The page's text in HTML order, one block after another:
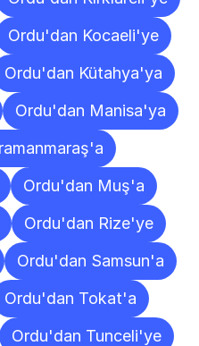
Ordu'dan Kocaeli'ye
Ordu'dan Kütahya'ya
Ordu'dan Manisa'ya
Ordu'dan Muş'a
Ordu'dan Rize'ye
Ordu'dan Samsun'a
Ordu'dan Tokat'a
Ordu'dan Tunceli'ye